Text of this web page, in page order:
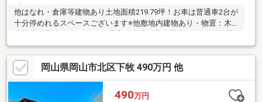
他はなれ・倉庫等建物あり土地面積219.79坪！お車は普通車2台が
十分停めれるスペースございます※他敷地内建物あり・物置：木
造草葺平屋建：63.14㎡ ・居宅：木造瓦葺平屋建：28.00㎡附属
建物 倉庫：土蔵造瓦葺平屋建：15.83㎡物件購入費用とリノベ工
事費用を一緒にローンで組む提案も可能です。3Dモデリングでリ
フォームの完成予想図を立体的に表現。購入・買い替え・購入
+リノベーションなど、お気軽にご相談ください！お問い合わせ
は【086-250-9005】または資料請求・来場予約ボタンから。
岡山県岡山市北区下牧 490万円 他
490万円